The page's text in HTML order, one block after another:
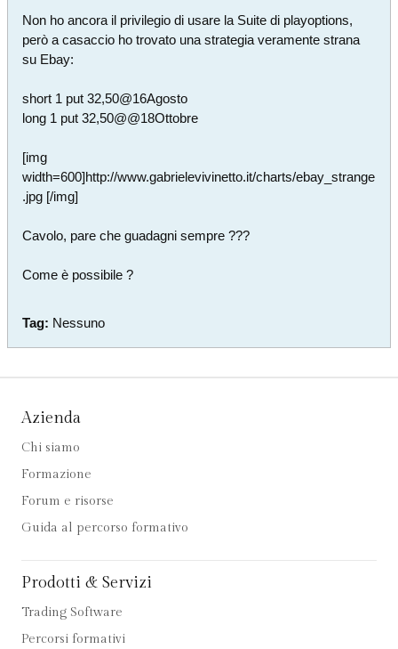
Non ho ancora il privilegio di usare la Suite di playoptions,
però a casaccio ho trovato una strategia veramente strana
su Ebay:
short 1 put 32,50@16Agosto
long 1 put 32,50@@18Ottobre
[img
width=600]http://www.gabrielevivinetto.it/charts/ebay_strange
.jpg [/img]
Cavolo, pare che guadagni sempre ???
Come è possibile ?
Tag: Nessuno
Azienda
Chi siamo
Formazione
Forum e risorse
Guida al percorso formativo
Prodotti & Servizi
Trading Software
Percorsi formativi